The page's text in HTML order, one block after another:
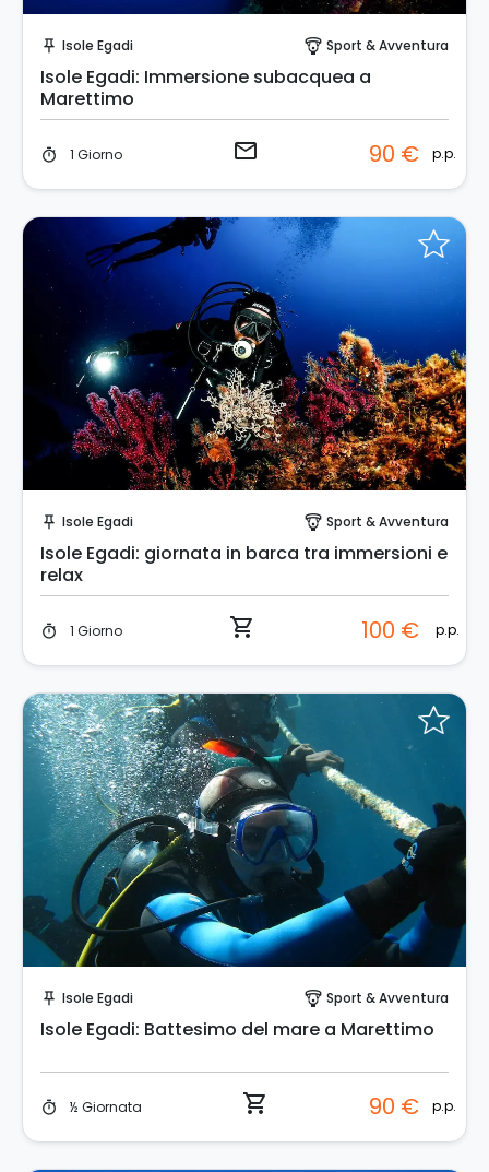
push_pin Isole Egadi paragliding Sport & Avventura
Isole Egadi: Immersione subacquea a
Marettimo
timer 1 Giorno email 90 € p.p.
push_pin Isole Egadi paragliding Sport & Avventura
Isole Egadi: giornata in barca tra immersioni e
relax
timer 1 Giorno shopping_cart 100 € p.p.
push_pin Isole Egadi paragliding Sport & Avventura
Isole Egadi: Battesimo del mare a Marettimo
timer ½ Giornata shopping_cart 90 € p.p.